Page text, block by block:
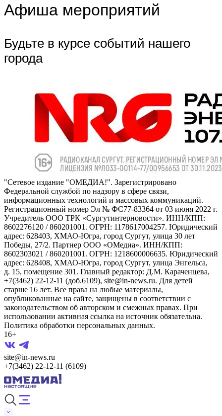
Афиша мероприятий
Будьте в курсе событий нашего
города
"Сетевое издание "ОМЕДИА!". Зарегистрировано
Федеральной службой по надзору в сфере связи,
информационных технологий и массовых коммуникаций.
Регистрационный номер Эл № ФС77-83364 от 03 июня 2022 г.
Учредитель ООО ТРК «Сургутинтерновости». ИНН/КПП:
8602276120 / 860201001. ОГРН: 1178617004257. Юридический
адрес: 628403, ХМАО-Югра, город Сургут, улица 30 лет
Победы, 27/2. Партнер ООО «ОМедиа». ИНН/КПП:
8602303021 / 860201001. ОГРН: 1218600006635. Юридический
адрес: 628408, ХМАО-Югра, город Сургут, улица Энгельса,
д. 15, помещение 301. Главный редактор: Д.М. Караченцева,
+7(3462) 22-12-11 (доб.6109), site@in-news.ru. Для детей
старше 16 лет. Все права на любые материалы,
опубликованные на сайте, защищены в соответствии с
законодательством об авторском и смежных правах. При
использовании активная ссылка на источник обязательна.
Политика обработки персональных данных.
16+
site@in-news.ru
+7(3462) 22-12-11 (6109)